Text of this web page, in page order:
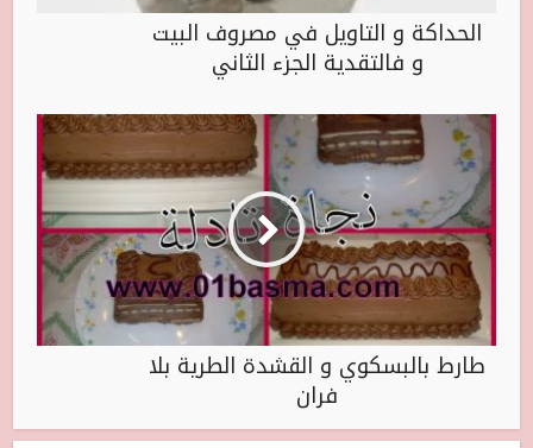
الحداكة و التاويل في مصروف البيت
و فالتقدية الجزء الثاني
طارط بالبسكوي و القشدة الطرية بلا
فران